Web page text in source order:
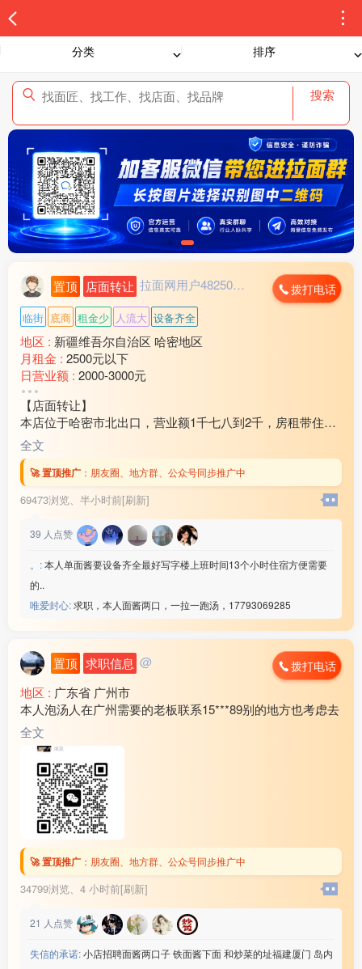
分类 排序
搜索
置顶 店面转让 拉面网用户482503... 拨打电话
临街 底商 租金少 人流大 设备齐全
地区 : 新疆维吾尔自治区 哈密地区
月租金 : 2500元以下
日营业额 : 2000-3000元
转让费 :
【店面转让】
本店位于哈密市北出口，营业额1千七八到2千，房租带住房
3万2还剩十个月房租，因家中有事现对外转让，装让费15
万，有意向的联系18***21
全文
🚀 置顶推广 ： 朋友圈、地方群、公众号同步推广中
69473浏览、 半小时前[刷新]
39 人点赞
。:本人单面酱要设备齐全最好写字楼上班时间13个小时住宿方便需要
的..
唯爱封心:求职，本人面酱两口，一拉一跑汤，17793069285
置顶 求职信息 @ 拨打电话
地区 : 广东省 广州市
本人泡汤人在广州需要的老板联系15***89别的地方也考虑去
全文
🚀 置顶推广 ： 朋友圈、地方群、公众号同步推广中
34799浏览、 4 小时前[刷新]
21 人点赞
失信的承诺:小店招聘面酱两口子 铁面酱下面 和炒菜的址福建厦门 岛内